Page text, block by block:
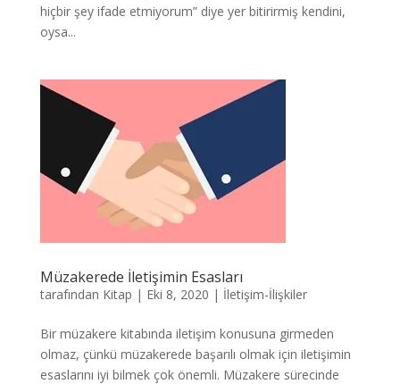
hiçbir şey ifade etmiyorum” diye yer bitirirmiş kendini,
oysa...
Müzakerede İletişimin Esasları
tarafından Kitap | Eki 8, 2020 | İletişim-İlişkiler
Bir müzakere kitabında iletişim konusuna girmeden
olmaz, çünkü müzakerede başarılı olmak için iletişimin
esaslarını iyi bilmek çok önemli. Müzakere sürecinde